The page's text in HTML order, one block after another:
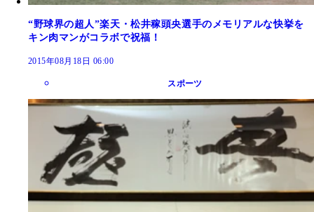
“野球界の超人”楽天・松井稼頭央選手のメモリアルな快挙を
キン肉マンがコラボで祝福！
2015年08月18日 06:00
スポーツ